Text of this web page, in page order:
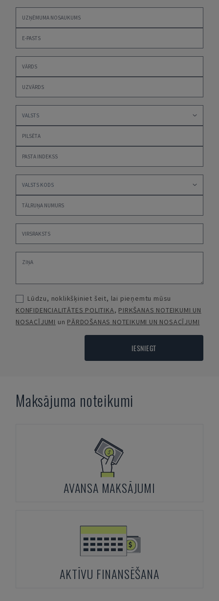
Lūdzu, noklikšķiniet šeit, lai pieņemtu mūsu
KONFIDENCIALITĀTES POLITIKA, PIRKŠANAS NOTEIKUMI UN
NOSACĪJUMI un PĀRDOŠANAS NOTEIKUMI UN NOSACĪJUMI
IESNIEGT
Maksājuma noteikumi
AVANSA MAKSĀJUMI
AKTĪVU FINANSĒŠANA